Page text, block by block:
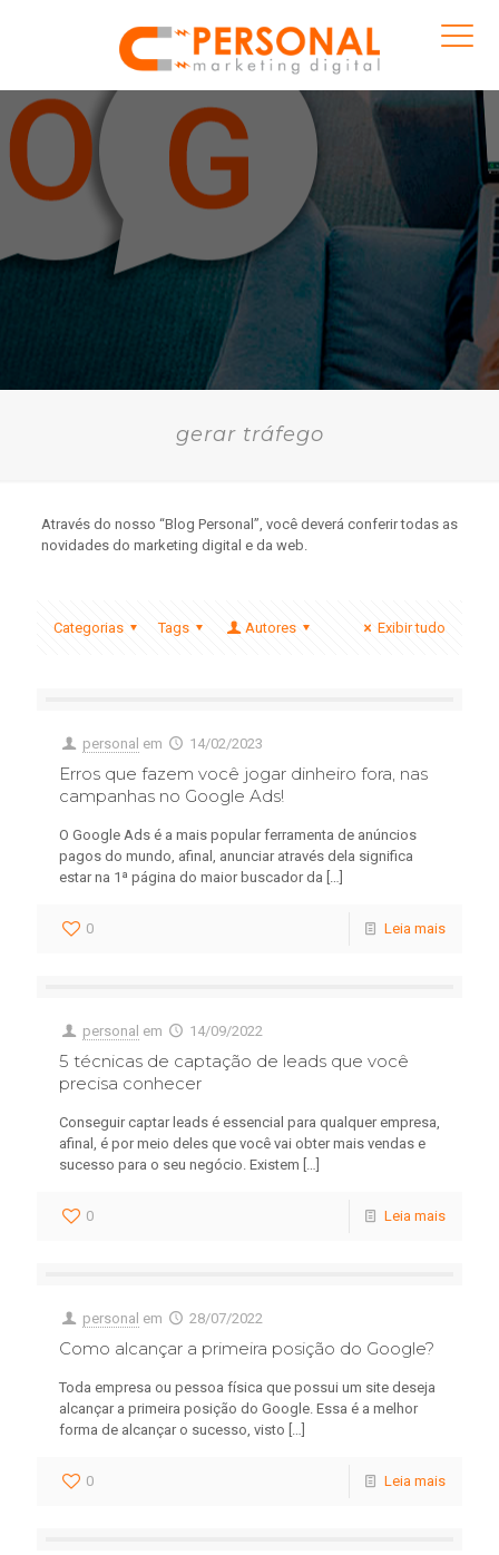
gerar tráfego
Através do nosso “Blog Personal”, você deverá conferir todas as
novidades do marketing digital e da web.
Categorias Tags Autores Exibir tudo
personal em 14/02/2023
Erros que fazem você jogar dinheiro fora, nas
campanhas no Google Ads!
O Google Ads é a mais popular ferramenta de anúncios
pagos do mundo, afinal, anunciar através dela significa
estar na 1ª página do maior buscador da […]
0 Leia mais
personal em 14/09/2022
5 técnicas de captação de leads que você
precisa conhecer
Conseguir captar leads é essencial para qualquer empresa,
afinal, é por meio deles que você vai obter mais vendas e
sucesso para o seu negócio. Existem […]
0 Leia mais
personal em 28/07/2022
Como alcançar a primeira posição do Google?
Toda empresa ou pessoa física que possui um site deseja
alcançar a primeira posição do Google. Essa é a melhor
forma de alcançar o sucesso, visto […]
0 Leia mais